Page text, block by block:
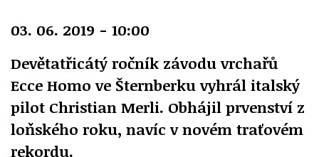
03. 06. 2019 - 10:00
Devětatřicátý ročník závodu vrchařů
Ecce Homo ve Šternberku vyhrál italský
pilot Christian Merli. Obhájil prvenství z
loňského roku, navíc v novém traťovém
rekordu.